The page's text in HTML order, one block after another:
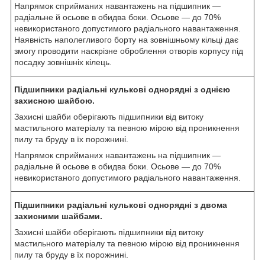
Напрямок сприйманих навантажень на підшипник —
радіальне й осьове в обидва боки. Осьове — до 70%
невикористаного допустимого радіального навантаження.
Наявність наполегливого борту на зовнішньому кільці дає
змогу проводити наскрізне оброблення отворів корпусу під
посадку зовнішніх кілець.
Підшипники радіальні кулькові однорядні з однією
захисною шайбою.
Захисні шайби оберігають підшипники від витоку
мастильного матеріалу та певною мірою від проникнення
пилу та бруду в їх порожнині.
Напрямок сприйманих навантажень на підшипник —
радіальне й осьове в обидва боки. Осьове — до 70%
невикористаного допустимого радіального навантаження.
Підшипники радіальні кулькові однорядні з двома
захисними шайбами.
Захисні шайби оберігають підшипники від витоку
мастильного матеріалу та певною мірою від проникнення
пилу та бруду в їх порожнині.